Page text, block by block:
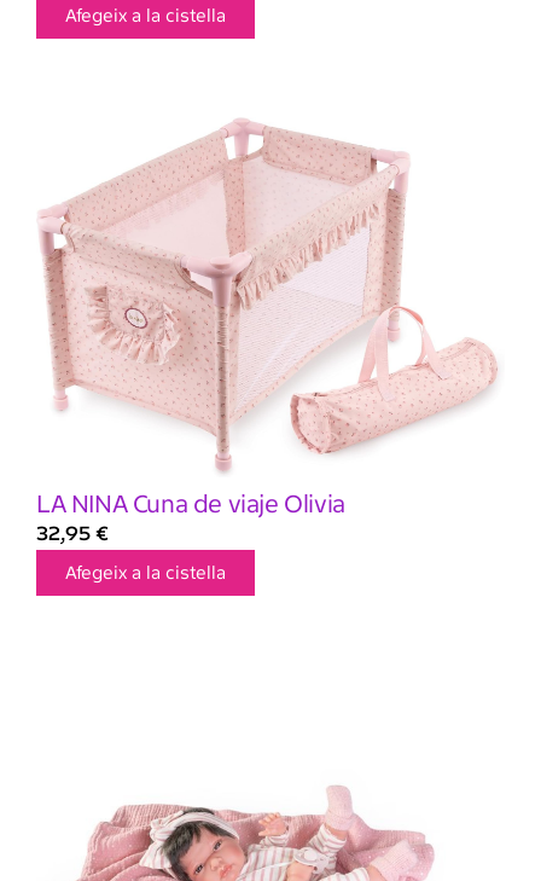
Afegeix a la cistella
LA NINA Cuna de viaje Olivia
32,95 €
Afegeix a la cistella